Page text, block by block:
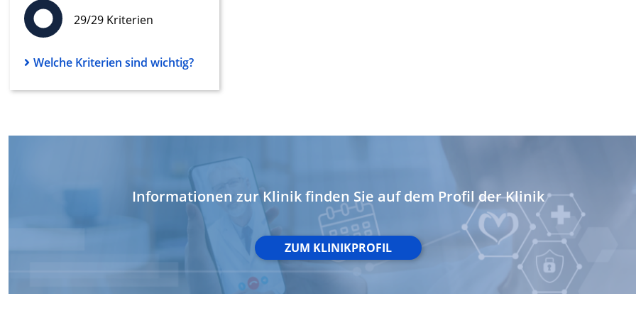
29/29 Kriterien
Welche Kriterien sind wichtig?
Informationen zur Klinik finden Sie auf dem Profil der Klinik
ZUM KLINIKPROFIL
Werbung